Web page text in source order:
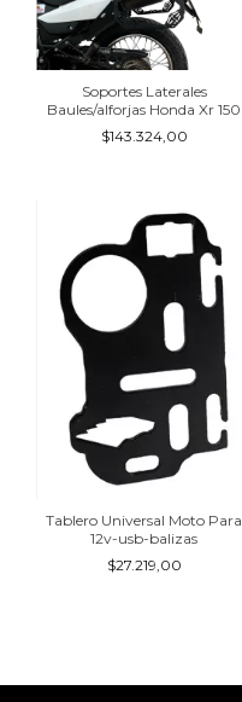
Soportes Laterales
Baules/alforjas Honda Xr 150
$143.324,00
Tablero Universal Moto Para
12v-usb-balizas
$27.219,00